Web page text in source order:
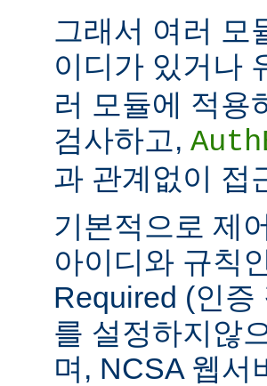
그래서 여러 모
이디가 있거나
러 모듈에 적용
검사하고,
과 관계없이 접
기본적으로 제
아이디와 규칙
Required (인증
를 설정하지않
며, NCSA 웹서